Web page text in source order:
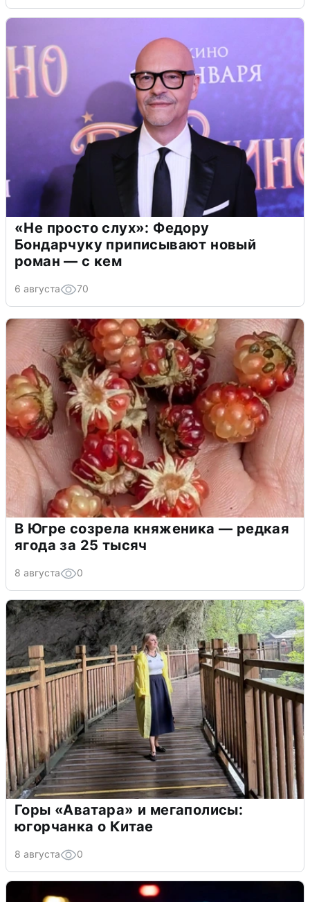
«Не просто слух»: Федору
Бондарчуку приписывают новый
роман — с кем
6 августа 70
В Югре созрела княженика — редкая
ягода за 25 тысяч
8 августа 0
Горы «Аватара» и мегаполисы:
югорчанка о Китае
8 августа 0